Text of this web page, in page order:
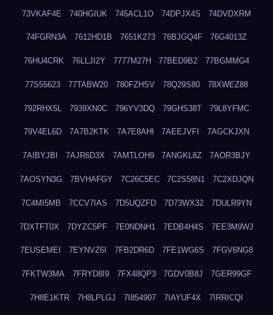
73VKAF4E 740HGIUK 745ACL1O 74DPJX4S 74DVDXRM
74FGRN3A 7612HD1B 7651K273 76BJGQ4F 76G4013Z
76HU4CRK 76LLJI2Y 7777M27H 77BED9B2 77BGMMG4
77S55623 77TABW20 780FZHSV 78Q29S80 78XWEZ88
792RHX5L 7939XN0C 796YV3DQ 79GHS38T 79L8YFMC
79V4EL6D 7A7B2KTK 7A7E8AHI 7AEEJVFI 7AGCKJXN
7AIBYJBI 7AJR6D3X 7AMTLOH9 7ANGKL8Z 7AOR3BJY
7AOSYN3G 7BVHAFGY 7C26C5EC 7C2S58N1 7C2XDJQN
7C4MI5MB 7CCV7IAS 7D5UQZFD 7D73WX32 7DULR9YN
7DXTFT0X 7DYZC5PF 7E0NDNH1 7EDB4H4S 7EE3M9WJ
7EUSEMEI 7EYNVZ6I 7FB2DR6D 7FE1WG6S 7FGV6NG8
7FKTW3MA 7FRYD8I9 7FX48QP3 7GDV0B8J 7GER99GF
7H8E1KTR 7H8LPLGJ 7I854907 7IAYUF4X 7IRRICQI